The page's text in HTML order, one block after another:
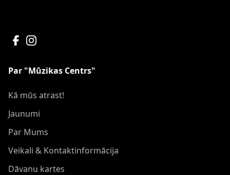
Par "Mūzikas Centrs"
Kā mūs atrast!
Jaunumi
Par Mums
Veikali & Kontaktinformācija
Dāvanu kartes